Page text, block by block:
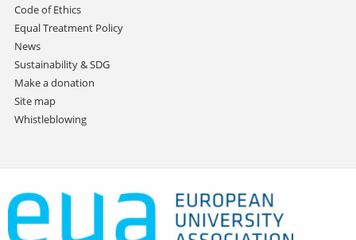
Code of Ethics
Equal Treatment Policy
News
Sustainability & SDG
Make a donation
Site map
Whistleblowing